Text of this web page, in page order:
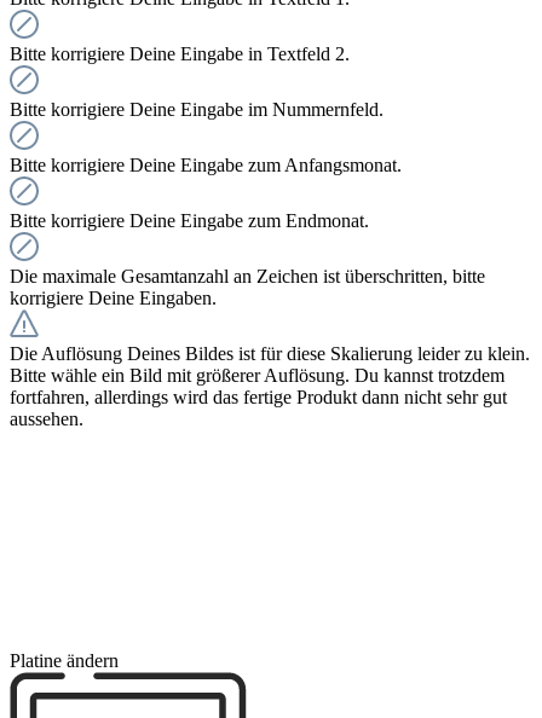
Bitte korrigiere Deine Eingabe in Textfeld 2.
Bitte korrigiere Deine Eingabe im Nummernfeld.
Bitte korrigiere Deine Eingabe zum Anfangsmonat.
Bitte korrigiere Deine Eingabe zum Endmonat.
Die maximale Gesamtanzahl an Zeichen ist überschritten, bitte
korrigiere Deine Eingaben.
Die Auflösung Deines Bildes ist für diese Skalierung leider zu klein.
Bitte wähle ein Bild mit größerer Auflösung. Du kannst trotzdem
fortfahren, allerdings wird das fertige Produkt dann nicht sehr gut
aussehen.
Platine ändern